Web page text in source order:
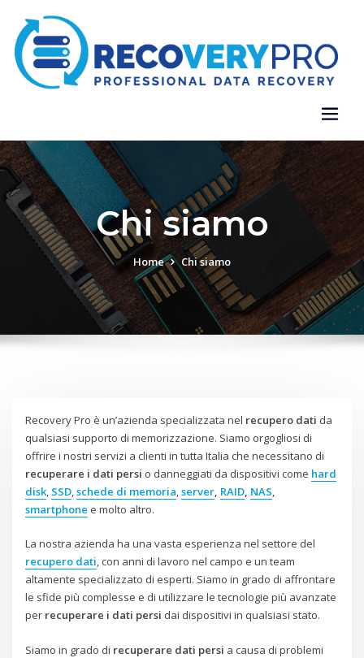
Chi siamo
Home Chi siamo
Recovery Pro è un’azienda specializzata nel recupero dati da
qualsiasi supporto di memorizzazione. Siamo orgogliosi di
offrire i nostri servizi a clienti in tutta Italia che necessitano di
recuperare i dati persi o danneggiati da dispositivi come hard
disk, SSD,schede di memoria,server, RAID, NAS,
smartphone e molto altro.
La nostra azienda ha una vasta esperienza nel settore del
recupero dati, con anni di lavoro nel campo e un team
altamente specializzato di esperti. Siamo in grado di affrontare
le sfide più complesse e di utilizzare le tecnologie più avanzate
per recuperare i dati persi dai dispositivi in qualsiasi stato.
Siamo in grado di recuperare dati persi a causa di problemi